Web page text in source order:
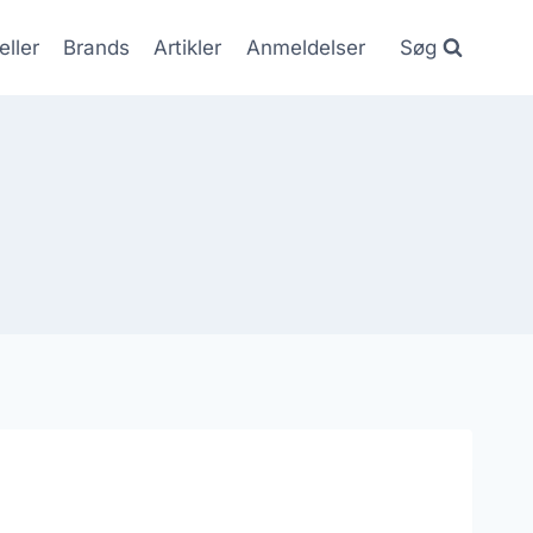
Brands Artikler Anmeldelser Søg